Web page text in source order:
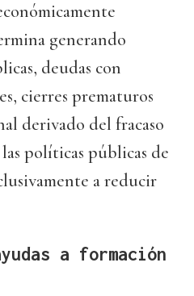
generando
deudas con
cierres prematuros
derivado del fracaso
políticas públicas de
a reducir
a formación